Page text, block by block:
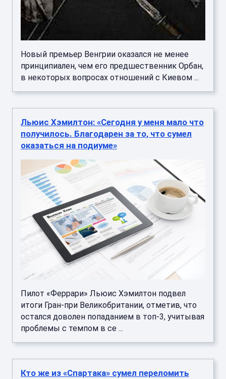
Новый премьер Венгрии оказался не менее
принципиален, чем его предшественник Орбан,
в некоторых вопросах отношений с Киевом ...
Льюис Хэмилтон: «Сегодня у меня мало что
получилось. Благодарен за то, что сумел
оказаться на подиуме»
Пилот «Феррари» Льюис Хэмилтон подвел
итоги Гран-при Великобритании, отметив, что
остался доволен попаданием в топ-3, учитывая
проблемы с темпом в се ...
Кто же из «Спартака» сумел переломить